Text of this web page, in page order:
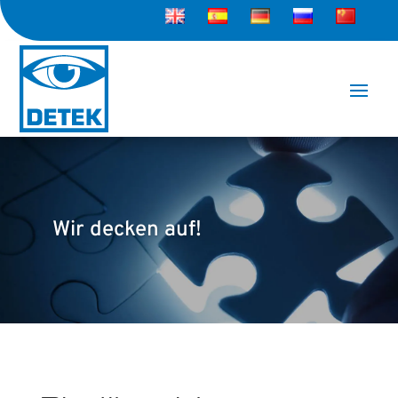
Wir decken auf!